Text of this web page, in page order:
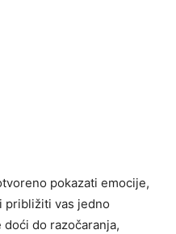
pokazati emocije,
približiti vas jedno
do razočaranja,